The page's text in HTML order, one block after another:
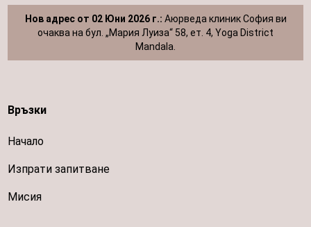
Нов адрес от 02 Юни 2026 г.: Аюрведа клиник София ви
очаква на бул. „Мария Луиза“ 58, ет. 4, Yoga District
Mandala.
Връзки
Начало
Изпрати запитване
Мисия